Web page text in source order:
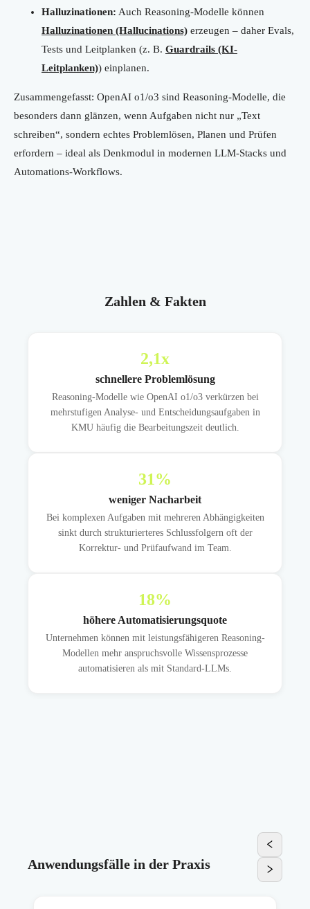
Halluzinationen: Auch Reasoning-Modelle können
Halluzinationen (Hallucinations) erzeugen – daher Evals,
Tests und Leitplanken (z. B. Guardrails (KI-
Leitplanken)) einplanen.
Zusammengefasst: OpenAI o1/o3 sind Reasoning-Modelle, die
besonders dann glänzen, wenn Aufgaben nicht nur „Text
schreiben“, sondern echtes Problemlösen, Planen und Prüfen
erfordern – ideal als Denkmodul in modernen LLM-Stacks und
Automations-Workflows.
Zahlen & Fakten
2,1x
schnellere Problemlösung
Reasoning-Modelle wie OpenAI o1/o3 verkürzen bei
mehrstufigen Analyse- und Entscheidungsaufgaben in
KMU häufig die Bearbeitungszeit deutlich.
31%
weniger Nacharbeit
Bei komplexen Aufgaben mit mehreren Abhängigkeiten
sinkt durch strukturierteres Schlussfolgern oft der
Korrektur- und Prüfaufwand im Team.
18%
höhere Automatisierungsquote
Unternehmen können mit leistungsfähigeren Reasoning-
Modellen mehr anspruchsvolle Wissensprozesse
automatisieren als mit Standard-LLMs.
Anwendungsfälle in der Praxis